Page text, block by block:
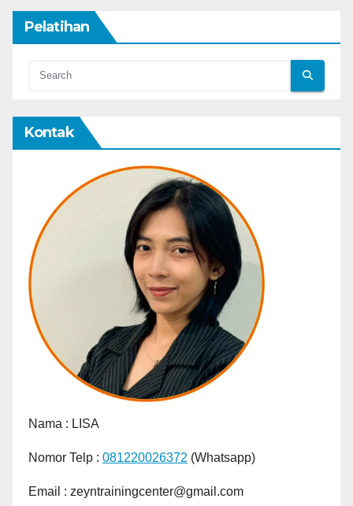
Pelatihan
Kontak
Nama : LISA
Nomor Telp : 081220026372 (Whatsapp)
Email : zeyntrainingcenter@gmail.com